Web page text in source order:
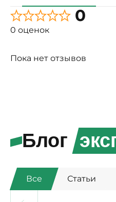
0
0 оценок
Пока нет отзывов
Блог
Все Статьи